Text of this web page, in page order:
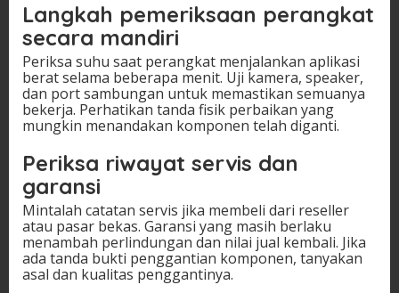
Langkah pemeriksaan perangkat
secara mandiri
Periksa suhu saat perangkat menjalankan aplikasi
berat selama beberapa menit. Uji kamera, speaker,
dan port sambungan untuk memastikan semuanya
bekerja. Perhatikan tanda fisik perbaikan yang
mungkin menandakan komponen telah diganti.
Periksa riwayat servis dan
garansi
Mintalah catatan servis jika membeli dari reseller
atau pasar bekas. Garansi yang masih berlaku
menambah perlindungan dan nilai jual kembali. Jika
ada tanda bukti penggantian komponen, tanyakan
asal dan kualitas penggantinya.